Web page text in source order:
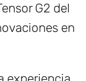
G2 del
en